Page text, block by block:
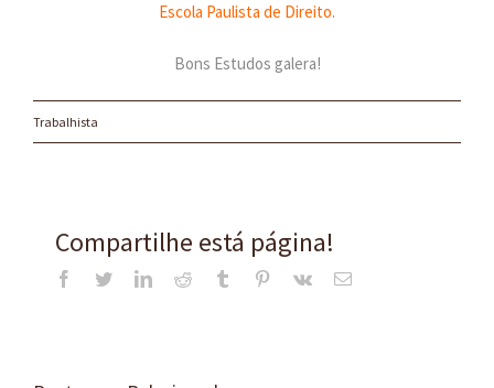
Escola Paulista de Direito.
Bons Estudos galera!
Trabalhista
Compartilhe está página!
Facebook
TwitterLinkedInReddit Tumblr Pinterest
Vk
E-